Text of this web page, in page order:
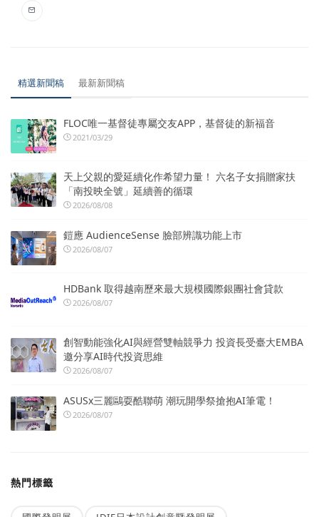
精選新聞稿 最新新聞稿
FLOC唯一基督徒專屬交友APP，基督徒的新福音
2021/03/29
天上父親的愛延續化作希望力量！ 六名子女捐贈家扶
「南投映全號」延續善的循環
2026/08/08
鎧應 AudienceSense 臉部辨識功能上市
2026/08/07
HDBank 取得越南歷來最大規模國際銀團社會貸款
2026/08/07
創智動能強化AI與經營雙軸競爭力 投資長受臺大EMBA
邀分享AI時代投資思維
2026/08/07
ASUSx三麗鷗耍酷聯萌 潮玩開學祭搶抱AI筆電！
2026/08/07
熱門標籤